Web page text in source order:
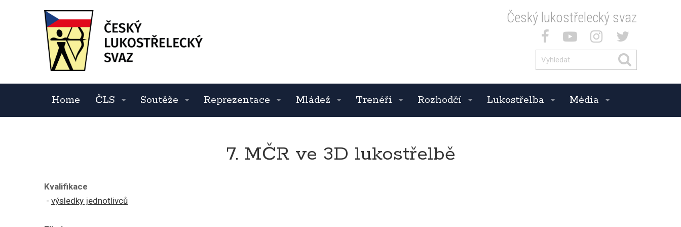
Český lukostřelecký svaz
Home ČLS Soutěže Reprezentace Mládež Trenéři Rozhodčí Lukostřelba Média
7. MČR ve 3D lukostřelbě
Kvalifikace
- výsledky jednotlivců